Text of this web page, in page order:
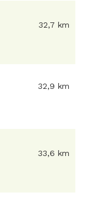
32,7 km
32,9 km
33,6 km